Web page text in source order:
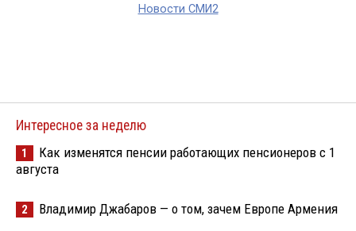
Новости СМИ2
Интересное за неделю
1
Как изменятся пенсии работающих пенсионеров с 1
августа
2 Владимир Джабаров — о том, зачем Европе Армения